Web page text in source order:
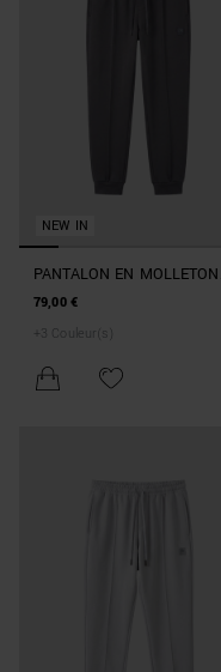
NEW IN
PANTALON EN MOLLETON
GRIS CARROT FIT EN
MÉTALLIQUE
79,00 €
+ 3 Couleur(s)